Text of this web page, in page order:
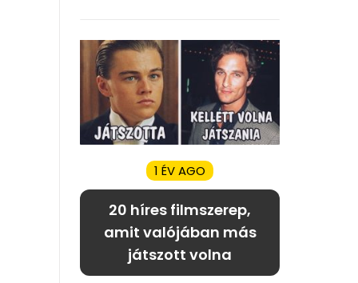
1 ÉV AGO
20 híres filmszerep,
amit valójában más
játszott volna